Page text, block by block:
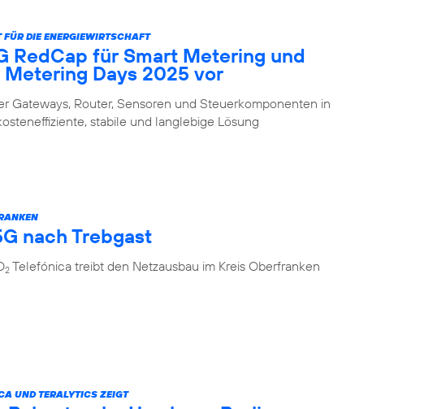
DIE ENERGIEWIRTSCHAFT
RedCap für Smart Metering und
Days 2025 vor
Gateways, Router, Sensoren und Steuerkomponenten in
stabile und langlebige Lösung
nach Trebgast
2 Telefónica treibt den Netzausbau im Kreis Oberfranken
UND TERALYTICS ZEIGT